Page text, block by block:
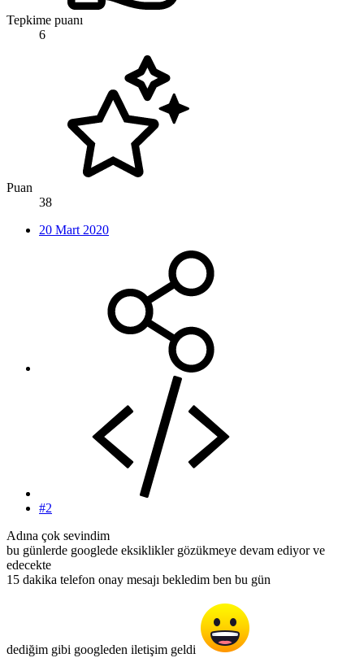
Tepkime puanı
6
Puan
38
20 Mart 2020
#2
Adına çok sevindim
bu günlerde googlede eksiklikler gözükmeye devam ediyor ve
edecekte
15 dakika telefon onay mesajı bekledim ben bu gün
dediğim gibi googleden iletişim geldi